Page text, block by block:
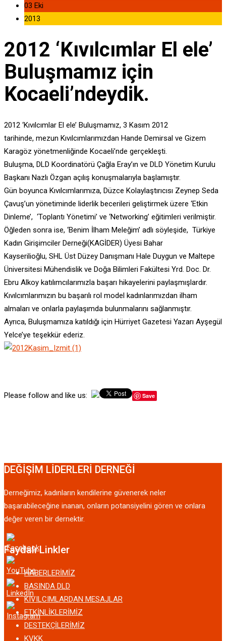
03 Eki
2013
2012 ‘Kıvılcımlar El ele’
Buluşmamız için
Kocaeli’ndeydik.
2012 ‘Kıvılcımlar El ele’ Buluşmamız, 3 Kasım 2012
tarihinde, mezun Kıvılcımlarımızdan Hande Demirsal ve Gizem
Karagöz yönetmenliğinde Kocaeli’nde gerçekleşti.
Buluşma, DLD Koordinatörü Çağla Eray’ın ve DLD Yönetim Kurulu
Başkanı Nazlı Özgan açılış konuşmalarıyla başlamıştır.
Gün boyunca Kıvılcımlarımıza, Düzce Kolaylaştırıcısı Zeynep Seda
Çavuş’un yönetiminde liderlik becerileri geliştirmek üzere ‘Etkin
Dinleme’, ‘Toplantı Yönetimi’ ve ‘Networking’ eğitimleri verilmiştir.
Öğleden sonra ise, ‘Benim İlham Meleğim’ adlı söyleşide, Türkiye
Kadın Girişimciler Derneği(KAGİDER) Üyesi Bahar
Kayserilioğlu, SHL Üst Düzey Danışmanı Hale Duygun ve Maltepe
Üniversitesi Mühendislik ve Doğa Bilimleri Fakültesi Yrd. Doc. Dr.
Ebru Alkoy katılımcılarımızla başarı hikayelerini paylaşmışlardır.
Kıvılcımlarımızın bu başarılı rol model kadınlarımızdan ilham
almaları ve onlarla paylaşımda bulunmalarını sağlanmıştır.
Ayrıca, Buluşmamıza katıldığı için Hürriyet Gazetesi Yazarı Ayşegül
Yelce’ye teşekkür ederiz.
Please follow and like us: Save
DEĞİŞİM LİDERLERİ DERNEĞİ
Derneğimiz, kadınların kendilerine güvenerek neler
başarabileceğine inanan, onların potansiyelini gören ve onlara
değer veren bir dernektir.
Faydalı Linkler
HABERLERİMİZ
BASINDA DLD
KIVILCIMLARDAN MESAJLAR
ETKİNLİKLERİMİZ
DESTEKÇİLERİMİZ
KVKK